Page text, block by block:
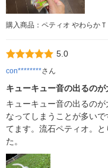
購入商品：ペティオ やわらか
5.0
con********さん
キューキュー音の出るの
キューキュー音の出るの
なってしまうことが多い
てます。流石ペティオ。
た。